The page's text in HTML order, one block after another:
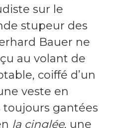
sur le
stupeur des
Bauer ne
au volant de
coiffé d’un
veste en
gantées
la cinglée, une